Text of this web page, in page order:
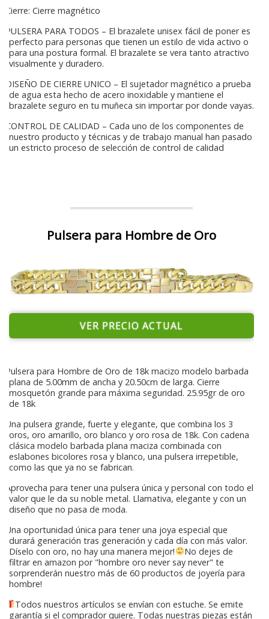
Cierre: Cierre magnético
PULSERA PARA TODOS – El brazalete unisex fácil de poner es
perfecto para personas que tienen un estilo de vida activo o
para una postura formal. El brazalete se vera tanto atractivo
visualmente y duradero.
DISEÑO DE CIERRE UNICO – El sujetador magnético a prueba
de agua esta hecho de acero inoxidable y mantiene el
brazalete seguro en tu muñeca sin importar por donde vayas.
CONTROL DE CALIDAD – Cada uno de los componentes de
nuestro producto y técnicas y de trabajo manual han pasado
un estricto proceso de selección de control de calidad
Pulsera para Hombre de Oro
VER PRECIO ACTUAL
Pulsera para Hombre de Oro de 18k macizo modelo barbada
plana de 5.00mm de ancha y 20.50cm de larga. Cierre
mosquetón grande para máxima seguridad. 25.95gr de oro
de 18k
Una pulsera grande, fuerte y elegante, que combina los 3
oros, oro amarillo, oro blanco y oro rosa de 18k. Con cadena
clásica modelo barbada plana maciza combinada con
eslabones bicolores rosa y blanco, una pulsera irrepetible,
como las que ya no se fabrican.
Aprovecha para tener una pulsera única y personal con todo el
valor que le da su noble metal. Llamativa, elegante y con un
diseño que no pasa de moda.
Una oportunidad única para tener una joya especial que
durará generación tras generación y cada día con más valor.
Díselo con oro, no hay una manera mejor!
No dejes de
filtrar en amazon por "hombre oro never say never" te
sorprenderán nuestro más de 60 productos de joyería para
hombre!
Todos nuestros artículos se envían con estuche. Se emite
garantía si el comprador quiere. Todas nuestras piezas están